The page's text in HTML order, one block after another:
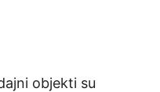
objekti su